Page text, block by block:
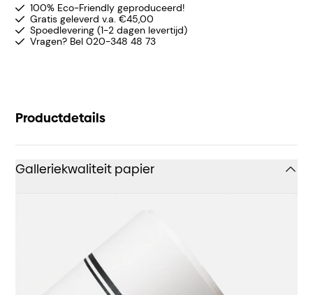
100% Eco-Friendly geproduceerd!
Gratis geleverd v.a. €45,00
Spoedlevering (1-2 dagen levertijd)
Vragen? Bel 020-348 48 73
Productdetails
Galleriekwaliteit papier